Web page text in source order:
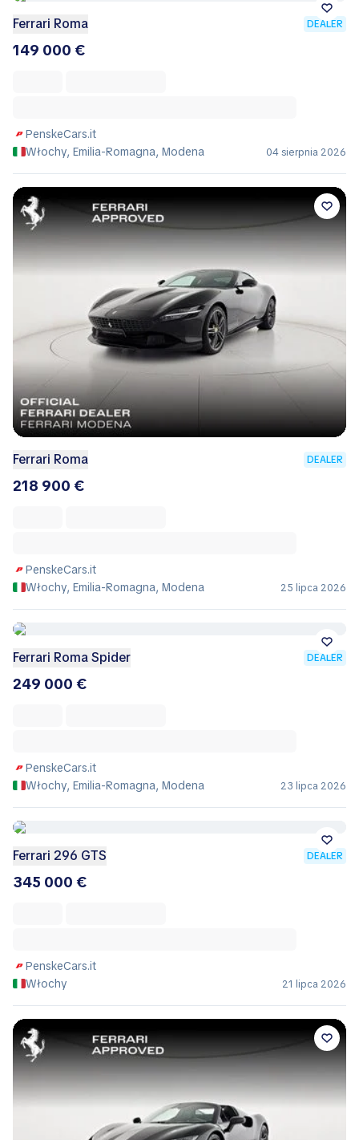
Ferrari Roma DEALER
149 000 €
PenskeCars.it
Włochy, Emilia-Romagna, Modena
04 sierpnia 2026
Ferrari Roma DEALER
218 900 €
PenskeCars.it
Włochy, Emilia-Romagna, Modena
25 lipca 2026
Ferrari Roma Spider DEALER
249 000 €
PenskeCars.it
Włochy, Emilia-Romagna, Modena
23 lipca 2026
Ferrari 296 GTS DEALER
345 000 €
PenskeCars.it
Włochy
21 lipca 2026